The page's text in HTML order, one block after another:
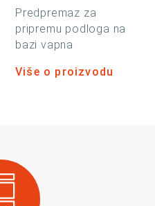
Predpremaz za
pripremu podloga na
bazi vapna
Više o proizvodu